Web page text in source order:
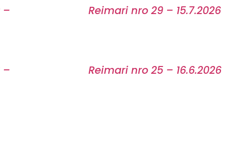
–
Reimari nro 29 – 15.7.2026
–
Reimari nro 25 – 16.6.2026